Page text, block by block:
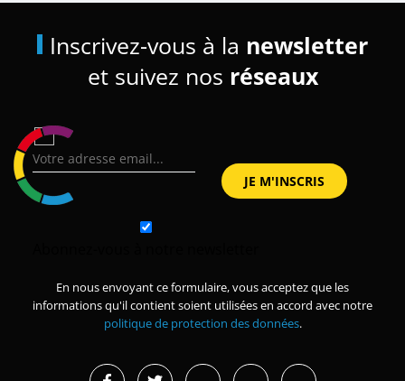
Inscrivez-vous à la newsletter
et suivez nos réseaux
En nous envoyant ce formulaire, vous acceptez que les
informations qu'il contient soient utilisées en accord avec notre
politique de protection des données.